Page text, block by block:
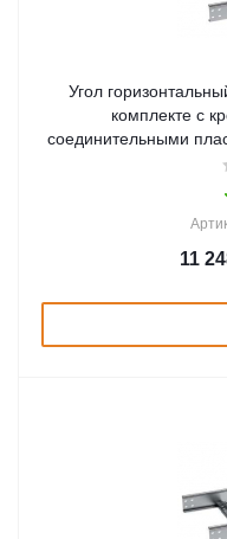
Угол
комплекте с
соединительными
11